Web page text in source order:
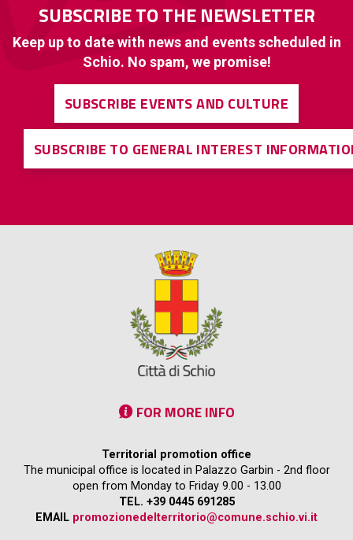
SUBSCRIBE TO THE NEWSLETTER
Keep up to date with news and events scheduled in
Schio. No spam, we promise!
SUBSCRIBE EVENTS AND CULTURE
SUBSCRIBE TO GENERAL INTEREST
FOR MORE INFO
Territorial promotion office
The municipal office is located in Palazzo Garbin - 2nd floor
open from Monday to Friday 9.00 - 13.00
TEL. +39 0445 691285
EMAIL promozionedelterritorio@comune.schio.vi.it